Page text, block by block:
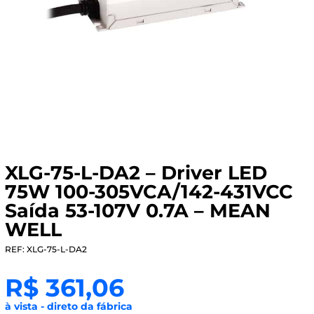
XLG-75-L-DA2 – Driver LED
75W 100-305VCA/142-431VCC
Saída 53-107V 0.7A – MEAN
WELL
REF: XLG-75-L-DA2
R$361,06
à vista - direto da fábrica